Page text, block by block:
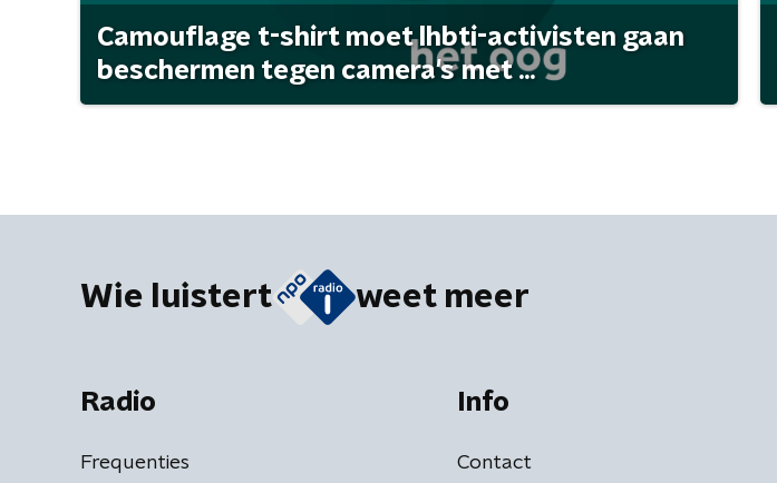
Camouflage t-shirt moet lhbti-activisten gaan
beschermen tegen camera's met ...
Wie luistert weet meer
Radio
Frequenties
Info
Contact